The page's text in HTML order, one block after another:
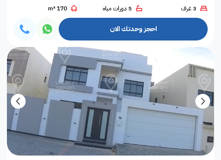
3 غرف 5 دورات مياه 170 m²
احجز وحدتك الان